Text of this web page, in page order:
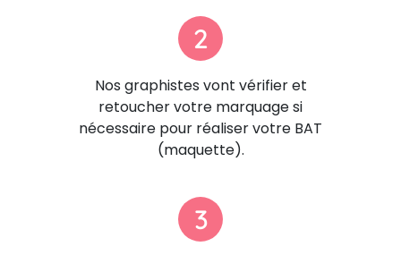
2
Nos graphistes vont vérifier et
retoucher votre marquage si
nécessaire pour réaliser votre BAT
(maquette).
3